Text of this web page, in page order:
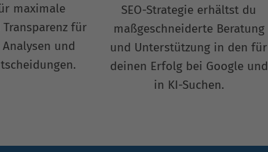
maximale
für
und
SEO-Strategie erhältst du
maßgeschneiderte Beratung
und Unterstützung in den für
deinen Erfolg bei Google und
in KI-Suchen.